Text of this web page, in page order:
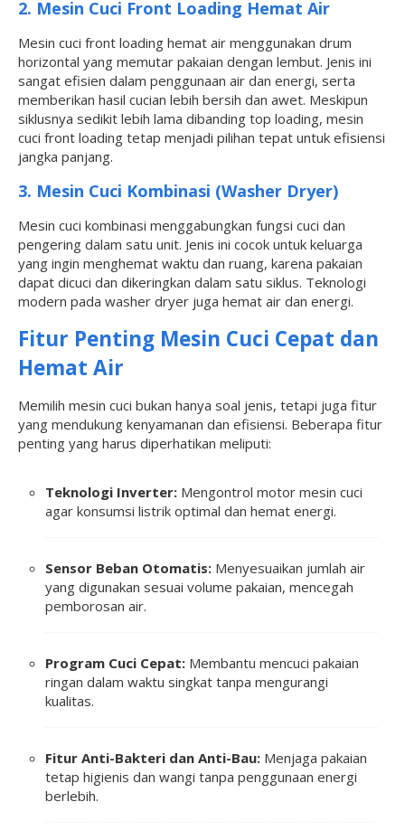
2. Mesin Cuci Front Loading Hemat Air
Mesin cuci front loading hemat air menggunakan drum
horizontal yang memutar pakaian dengan lembut. Jenis ini
sangat efisien dalam penggunaan air dan energi, serta
memberikan hasil cucian lebih bersih dan awet. Meskipun
siklusnya sedikit lebih lama dibanding top loading, mesin
cuci front loading tetap menjadi pilihan tepat untuk efisiensi
jangka panjang.
3. Mesin Cuci Kombinasi (Washer Dryer)
Mesin cuci kombinasi menggabungkan fungsi cuci dan
pengering dalam satu unit. Jenis ini cocok untuk keluarga
yang ingin menghemat waktu dan ruang, karena pakaian
dapat dicuci dan dikeringkan dalam satu siklus. Teknologi
modern pada washer dryer juga hemat air dan energi.
Fitur Penting Mesin Cuci Cepat dan
Hemat Air
Memilih mesin cuci bukan hanya soal jenis, tetapi juga fitur
yang mendukung kenyamanan dan efisiensi. Beberapa fitur
penting yang harus diperhatikan meliputi:
Teknologi Inverter: Mengontrol motor mesin cuci
agar konsumsi listrik optimal dan hemat energi.
Sensor Beban Otomatis: Menyesuaikan jumlah air
yang digunakan sesuai volume pakaian, mencegah
pemborosan air.
Program Cuci Cepat: Membantu mencuci pakaian
ringan dalam waktu singkat tanpa mengurangi
kualitas.
Fitur Anti-Bakteri dan Anti-Bau: Menjaga pakaian
tetap higienis dan wangi tanpa penggunaan energi
berlebih.